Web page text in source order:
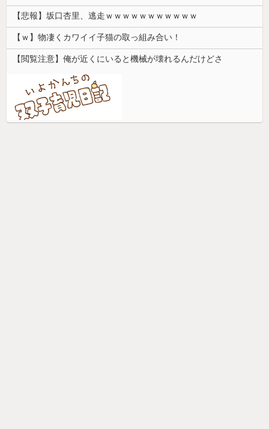
【悲報】坂口杏里、逃走ｗｗｗｗｗｗｗｗｗｗｗ
【ｗ】物凄くカワイイ子猫の取っ組み合い！
【閲覧注意】俺が近くにいると機械が壊れるんだけどさ